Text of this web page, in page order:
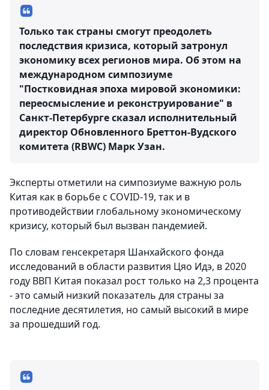
Только так страны смогут преодолеть
последствия кризиса, который затронул
экономику всех регионов мира. Об этом на
международном симпозиуме
"Постковидная эпоха мировой экономики:
переосмысление и реконструирование" в
Санкт-Петербурге сказал исполнительный
директор Обновленного Бреттон-Вудского
комитета (RBWC) Марк Узан.
Эксперты отметили на симпозиуме важную роль
Китая как в борьбе с COVID-19, так и в
противодействии глобальному экономическому
кризису, который был вызван пандемией.
По словам генсекретаря Шанхайского фонда
исследований в области развития Цяо Идэ, в 2020
году ВВП Китая показал рост только на 2,3 процента
- это самый низкий показатель для страны за
последние десятилетия, но самый высокий в мире
за прошедший год.